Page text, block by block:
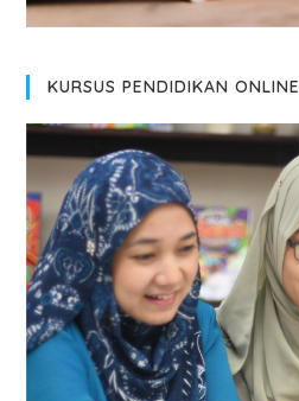
KURSUS PENDIDIKAN ONLINE